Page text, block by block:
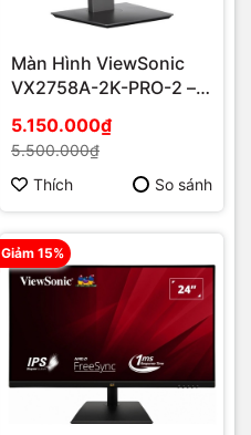
Màn Hình ViewSonic
VX2758A-2K-PRO-2 –
Game & Đồ Họa Cho
Người Dùng Phú Quốc
5.150.000₫
5.500.000₫
Thích
So sánh
Giảm 15%